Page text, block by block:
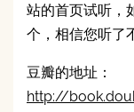
站的首页试听，
个，相信您听了
豆瓣的地址：
http://